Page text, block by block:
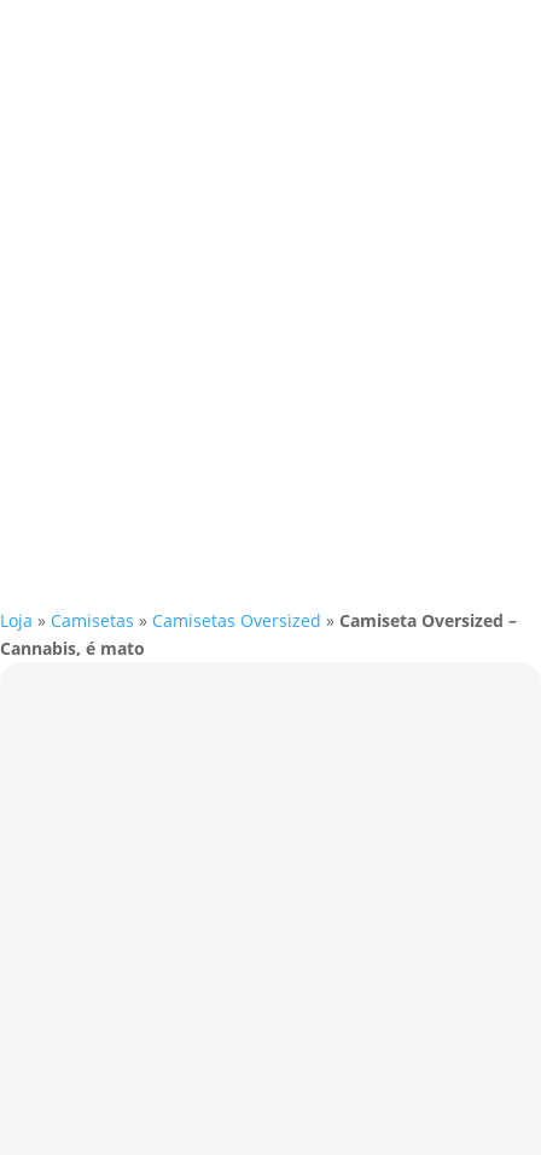
Loja » Camisetas » Camisetas Oversized » Camiseta Oversized –
Cannabis, é mato